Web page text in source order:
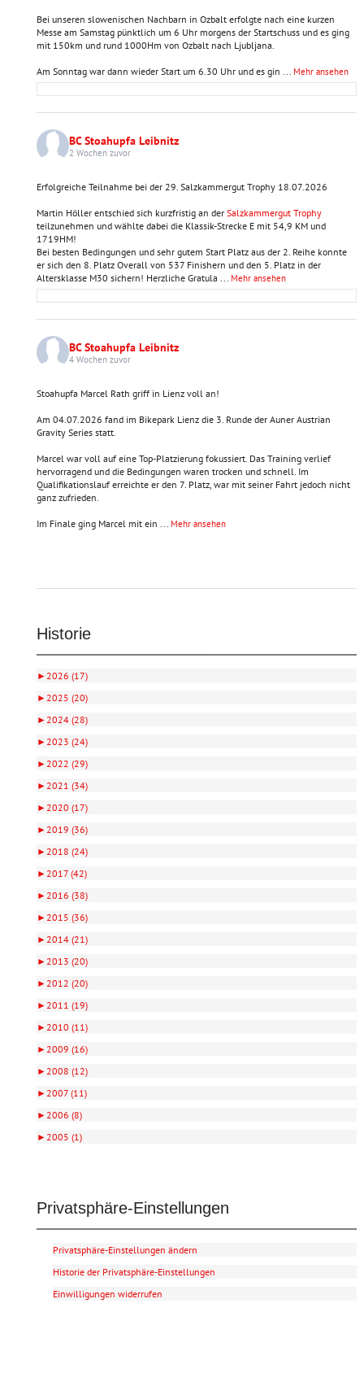
Bei unseren slowenischen Nachbarn in Ozbalt erfolgte nach eine kurzen
Messe am Samstag pünktlich um 6 Uhr morgens der Startschuss und es ging
mit 150km und rund 1000Hm von Ozbalt nach Ljubljana.
Am Sonntag war dann wieder Start um 6.30 Uhr und es gin Mehr ansehen
BC Stoahupfa Leibnitz
2 Wochen zuvor
Erfolgreiche Teilnahme bei der 29. Salzkammergut Trophy 18.07.2026
Martin Höller entschied sich kurzfristig an der Salzkammergut Trophy
teilzunehmen und wählte dabei die Klassik-Strecke E mit 54,9 KM und
1719HM!
Bei besten Bedingungen und sehr gutem Start Platz aus der 2. Reihe konnte
er sich den 8. Platz Overall von 537 Finishern und den 5. Platz in der
Altersklasse M30 sichern! Herzliche Gratula
Mehr ansehen
BC Stoahupfa Leibnitz
4 Wochen zuvor
Stoahupfa Marcel Rath griff in Lienz voll an!
Am 04.07.2026 fand im Bikepark Lienz die 3. Runde der Auner Austrian
Gravity Series statt.
Marcel war voll auf eine Top-Platzierung fokussiert. Das Training verlief
hervorragend und die Bedingungen waren trocken und schnell. Im
Qualifikationslauf erreichte er den 7. Platz, war mit seiner Fahrt jedoch nicht
ganz zufrieden.
Im Finale ging Marcel mit ein Mehr ansehen
Historie
►2026 (17)
►2025 (20)
►2024 (28)
►2023 (24)
►2022 (29)
►2021 (34)
►2020 (17)
►2019 (36)
►2018 (24)
►2017 (42)
►2016 (38)
►2015 (36)
►2014 (21)
►2013 (20)
►2012 (20)
►2011 (19)
►2010 (11)
►2009 (16)
►2008 (12)
►2007 (11)
►2006 (8)
►2005 (1)
Privatsphäre-Einstellungen
Privatsphäre-Einstellungen ändern
Historie der Privatsphäre-Einstellungen
Einwilligungen widerrufen